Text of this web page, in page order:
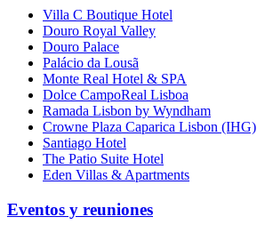
Villa C Boutique Hotel
Douro Royal Valley
Douro Palace
Palácio da Lousã
Monte Real Hotel & SPA
Dolce CampoReal Lisboa
Ramada Lisbon by Wyndham
Crowne Plaza Caparica Lisbon (IHG)
Santiago Hotel
The Patio Suite Hotel
Eden Villas & Apartments
Eventos y reuniones